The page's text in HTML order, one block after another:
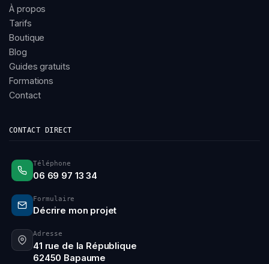
À propos
Tarifs
Boutique
Blog
Guides gratuits
Formations
Contact
CONTACT DIRECT
Téléphone
06 69 97 13 34
Formulaire
Décrire mon projet
Adresse
41 rue de la République
62450 Bapaume